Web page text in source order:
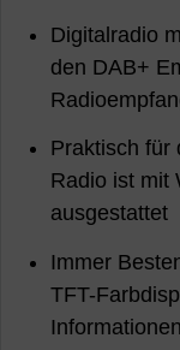
Digitalradio
den DAB+
Praktisch für
Radio ist mit
ausgestattet
Immer
TFT-